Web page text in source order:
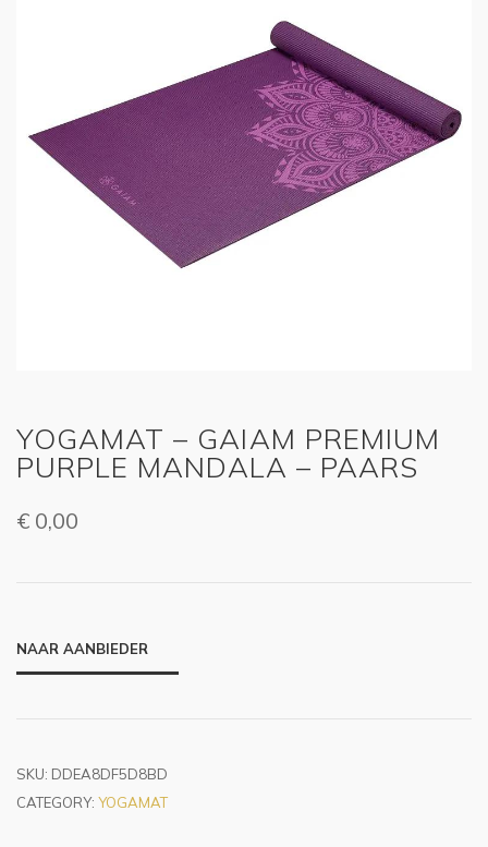
YOGAMAT – GAIAM PREMIUM
PURPLE MANDALA – PAARS
€ 0,00
NAAR AANBIEDER
SKU: DDEA8DF5D8BD
CATEGORY: YOGAMAT